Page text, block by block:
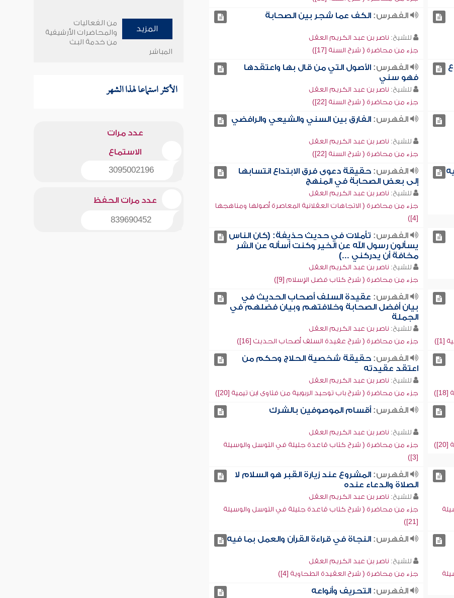
الفهرس: الكف عما شجر بين الصحابة
للشيخ: ناصر بن عبد الكريم العقل
جزء من محاضرة ( شرح السنة [17])
الفهرس: الأصول التي من قال بها واعتقدها
فهو سني
للشيخ: ناصر بن عبد الكريم العقل
جزء من محاضرة ( شرح السنة [22])
الفهرس: الفارق بين السني والشيعي والرافضي
للشيخ: ناصر بن عبد الكريم العقل
جزء من محاضرة ( شرح السنة [22])
الفهرس: حقيقة دعوى فرق الابتداع انتسابها
إلى بعض الصحابة في المنهج
للشيخ: ناصر بن عبد الكريم العقل
جزء من محاضرة ( الاتجاهات العقلانية المعاصرة أصولها ومناهجها
[4])
الفهرس: تأملات في حديث حذيفة: (كان الناس
يسألون رسول الله عن الخير وكنت أسأله عن الشر
مخافة أن يدركني ...)
للشيخ: ناصر بن عبد الكريم العقل
جزء من محاضرة ( شرح كتاب فضل الإسلام [9])
[1])
الفهرس: عقيدة السلف أصحاب الحديث في
بيان أفضل الصحابة وخلافتهم وبيان فضلهم في
الجملة
للشيخ: ناصر بن عبد الكريم العقل
جزء من محاضرة ( شرح عقيدة السلف أصحاب الحديث [16])
الفهرس: حقيقة شخصية الحلاج وحكم من
اعتقد عقيدته
للشيخ: ناصر بن عبد الكريم العقل
جزء من محاضرة ( شرح باب توحيد الربوبية من فتاوى ابن تيمية [20])
الفهرس: أقسام الموصوفين بالشرك
للشيخ: ناصر بن عبد الكريم العقل
جزء من محاضرة ( شرح كتاب قاعدة جليلة في التوسل والوسيلة
[3])
الفهرس: المشروع عند زيارة القبر هو السلام لا
الصلاة والدعاء عنده
للشيخ: ناصر بن عبد الكريم العقل
جزء من محاضرة ( شرح كتاب قاعدة جليلة في التوسل والوسيلة
[21])
الفهرس: النجاة في قراءة القرآن والعمل بما فيه
للشيخ: ناصر بن عبد الكريم العقل
جزء من محاضرة ( شرح العقيدة الطحاوية [4])
الفهرس: التحريف وأنواعه
المزيد
من الفعاليات
والمحاضرات الأرشيفية
من خدمة البث
المباشر
الأكثر استماعا لهذا الشهر
عدد مرات
الاستماع
3095002196
عدد مرات الحفظ
839690452